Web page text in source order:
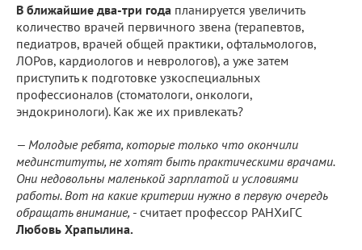
В ближайшие два-три года планируется увеличить
количество врачей первичного звена (терапевтов,
педиатров, врачей общей практики, офтальмологов,
ЛОРов, кардиологов и неврологов), а уже затем
приступить к подготовке узкоспециальных
профессионалов (стоматологи, онкологи,
эндокринологи). Как же их привлекать?
— Молодые ребята, которые только что окончили
мединституты, не хотят быть практическими врачами.
Они недовольны маленькой зарплатой и условиями
работы. Вот на какие критерии нужно в первую очередь
обращать внимание, - считает профессор РАНХиГС
Любовь Храпылина.